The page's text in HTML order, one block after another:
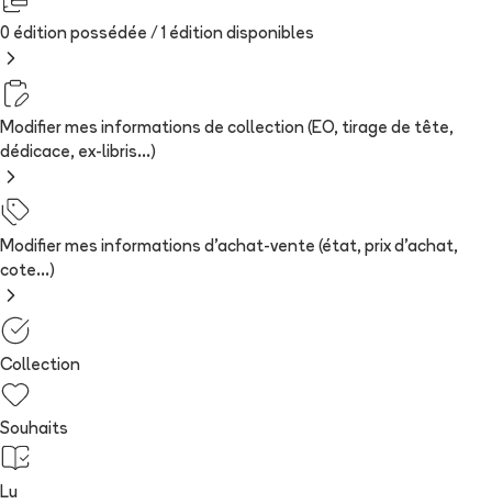
0 édition possédée / 1 édition disponibles
Modifier mes informations de collection (EO, tirage de tête,
dédicace, ex-libris...)
Modifier mes informations d'achat-vente (état, prix d'achat,
cote...)
Collection
Souhaits
Lu